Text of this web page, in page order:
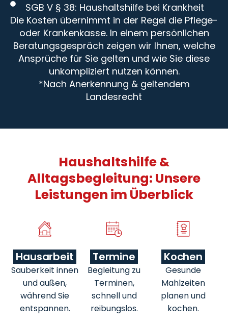
SGB V § 38: Haushaltshilfe bei Krankheit
Die Kosten übernimmt in der Regel die Pflege-
oder Krankenkasse. In einem persönlichen
Beratungsgespräch zeigen wir Ihnen, welche
Ansprüche für Sie gelten und wie Sie diese
unkompliziert nutzen können.
*Nach Anerkennung & geltendem
Landesrecht
Haushaltshilfe &
Alltagsbegleitung: Unsere
Leistungen im Überblick
Hausarbeit
Sauberkeit innen
und außen,
während Sie
entspannen.
Termine
Begleitung zu
Terminen,
schnell und
reibungslos.
Kochen
Gesunde
Mahlzeiten
planen und
kochen.